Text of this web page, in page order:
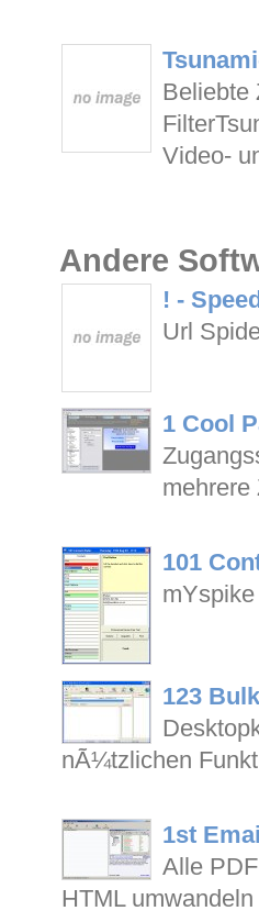
Beliebte
Video-
Andere
! -
Url
1 Cool
mehrere
101
123
nÃ¼tzlichen
1st
Alle
HTML umwandeln